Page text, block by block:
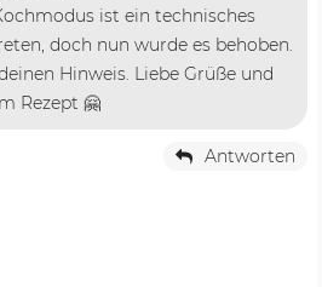
ist ein technisches
doch nun wurde es behoben.
Hinweis. Liebe Grüße und
Rezept 🤗
Antworten